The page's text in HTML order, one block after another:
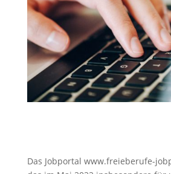
Das Jobportal www.freieberufe-